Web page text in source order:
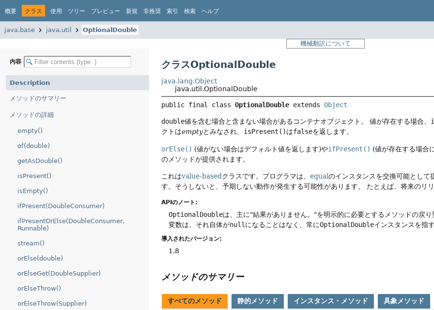
概要 クラス 使用 ツリー プレビュー 新規 非推奨 索引 検索 ヘルプ
java.base java.util
OptionalDouble
機械翻訳について
内容
Description
メソッドのサマリー
メソッドの詳細
empty()
of(double)
getAsDouble()
isPresent()
isEmpty()
ifPresent(DoubleConsumer)
ifPresentOrElse(DoubleConsumer,
Runnable)
stream()
orElse(double)
orElseGet(DoubleSupplier)
orElseThrow()
orElseThrow(Supplier)
クラスOptionalDouble
java.lang.Object
java.util.OptionalDouble
public final class OptionalDouble extends Object
double値を含む場合と含まない場合があるコンテナオブジェクト。 値が存在する場合、
クトはemptyとみなされ、 isPresent()はfalseを返します。
orElse() (値がない場合はデフォルト値を返します)やifPresent() (値が存在する場合
のメソッドが提供されます。
これはvalue-based クラスです。プログラマは、equalのインスタンスを交換可能として
す。そうしないと、予期しない動作が発生する可能性があります。
たとえば、将来のリ
APIのノート:
OptionalDoubleは、主に"結果がありません。"を明示的に必要とするメソッドの戻
変数は、それ自体がnullになることはなく、常にOptionalDoubleインスタンスを指
導入されたバージョン:
1.8
メソッドのサマリー
すべてのメソッド 静的メソッド インスタンス・メソッド 具象メソッド